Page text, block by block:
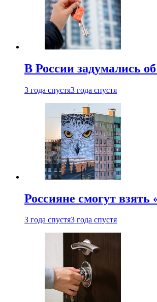
В России задумались
3 года спустя3 года спустя
Россияне смогут
3 года спустя3 года спустя